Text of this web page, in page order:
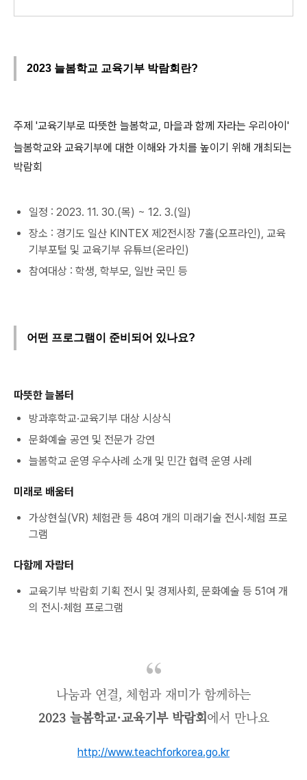
2023 늘봄학교 교육기부 박람회란?
주제 '교육기부로 따뜻한 늘봄학교, 마을과 함께 자라는 우리아이'
늘봄학교와 교육기부에 대한 이해와 가치를 높이기 위해 개최되는
박람회
일정 : 2023. 11. 30.(목) ~ 12. 3.(일)
장소 : 경기도 일산 KINTEX 제2전시장 7홀(오프라인), 교육
기부포털 및 교육기부 유튜브(온라인)
참여대상 : 학생, 학부모, 일반 국민 등
어떤 프로그램이 준비되어 있나요?
따뜻한 늘봄터
방과후학교·교육기부 대상 시상식
문화예술 공연 및 전문가 강연
늘봄학교 운영 우수사례 소개 및 민간 협력 운영 사례
미래로 배움터
가상현실(VR) 체험관 등 48여 개의 미래기술 전시 ·체험 프로
그램
다함께 자람터
교육기부 박람회 기획 전시 및 경제사회, 문화예술 등 51여 개
의 전시·체험 프로그램
나눔과 연결, 체험과 재미가 함께하는
2023 늘봄학교·교육기부 박람회에서 만나요
http://www.teachforkorea.go.kr